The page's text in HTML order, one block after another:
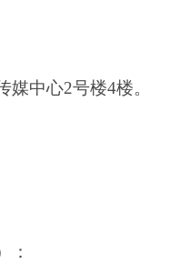
中心2号楼4楼。
：